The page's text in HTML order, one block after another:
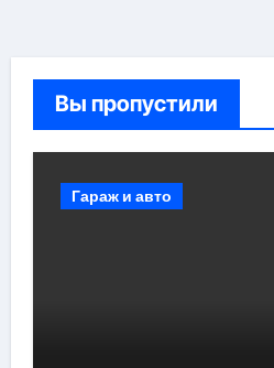
Вы пропустили
Гараж и авто